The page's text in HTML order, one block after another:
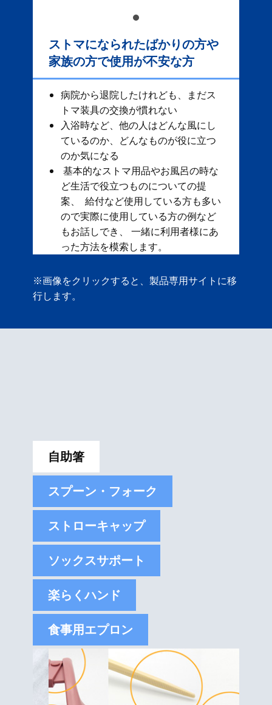
ストマになられたばかりの方や
家族の方で使用が不安な方
病院から退院したけれども、まだス
トマ装具の交換が慣れない
入浴時など、他の人はどんな風にし
ているのか、どんなものが役に立つ
のか気になる
基本的なストマ用品やお風呂の時な
ど生活で役立つものについての提
案、 給付など使用している方も多い
ので実際に使用している方の例など
もお話しでき、 一緒に利用者様にあ
った方法を模索します。
※画像をクリックすると、製品専用サイトに移
行します。
自助箸
スプーン・フォーク
ストローキャップ
ソックスサポート
楽らくハンド
食事用エプロン